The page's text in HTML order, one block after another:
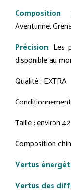
Composition
Aventurine,
Précision: Les
disponible au
Qualité : EXTRA
Conditionnement
Taille : environ
Composition
Vertus
Vertus des